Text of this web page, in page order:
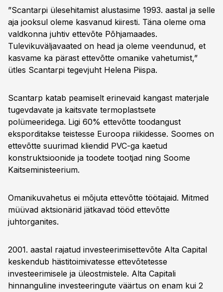
”Scantarpi ülesehitamist alustasime 1993. aastal ja selle
aja jooksul oleme kasvanud kiiresti. Täna oleme oma
valdkonna juhtiv ettevõte Põhjamaades.
Tulevikuväljavaated on head ja oleme veendunud, et
kasvame ka pärast ettevõtte omanike vahetumist,”
ütles Scantarpi tegevjuht Helena Piispa.
Scantarp katab peamiselt erinevaid kangast materjale
tugevdavate ja kaitsvate termoplastsete
polümeeridega. Ligi 60% ettevõtte toodangust
eksporditakse teistesse Euroopa riikidesse. Soomes on
ettevõtte suurimad kliendid PVC-ga kaetud
konstruktsioonide ja toodete tootjad ning Soome
Kaitseministeerium.
Omanikuvahetus ei mõjuta ettevõtte töötajaid. Mitmed
müüvad aktsionärid jätkavad tööd ettevõtte
juhtorganites.
2001. aastal rajatud investeerimisettevõte Alta Capital
keskendub hästitoimivatesse ettevõtetesse
investeerimisele ja üleostmistele. Alta Capitali
hinnanguline investeeringute väärtus on enam kui 2